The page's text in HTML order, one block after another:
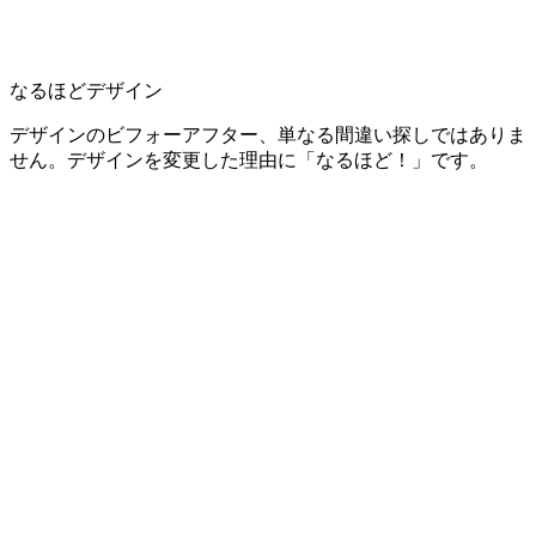
なるほどデザイン
デザインのビフォーアフター、単なる間違い探しではありま
せん。デザインを変更した理由に「なるほど！」です。